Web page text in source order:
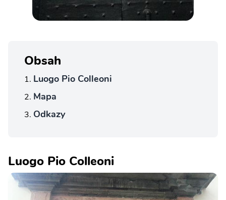
Obsah
Luogo Pio Colleoni
Mapa
Odkazy
Luogo Pio Colleoni